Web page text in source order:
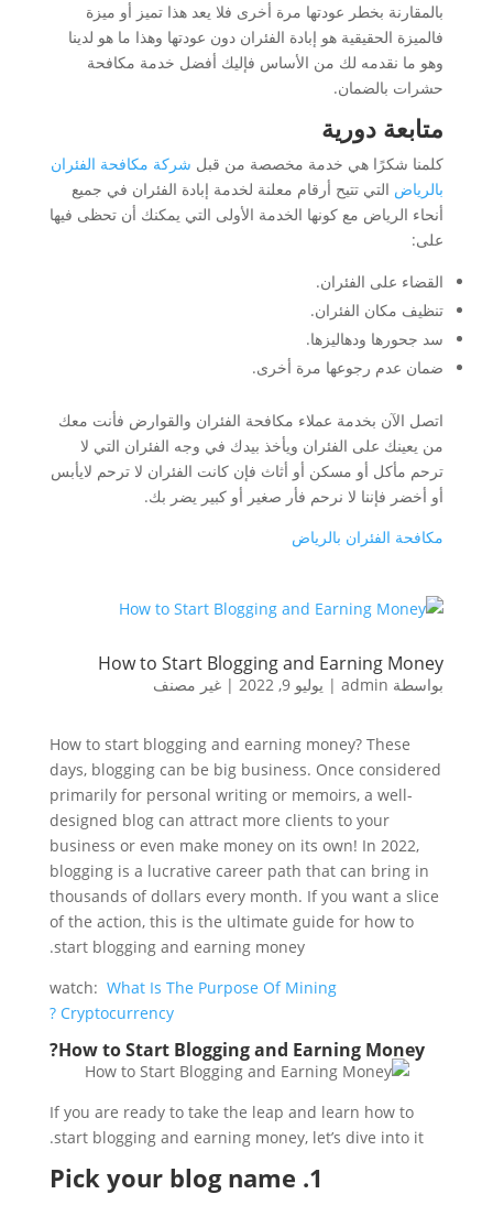
بالمقارنة بخطر عودتها مرة أخرى فلا يعد هذا تميز أو ميزة
فالميزة الحقيقية هو إبادة الفئران دون عودتها وهذا ما هو لدينا
وهو ما نقدمه لك من الأساس فإليك أفضل خدمة مكافحة
حشرات بالضمان.
متابعة دورية
كلمنا شكرًا هي خدمة مخصصة من قبل شركة مكافحة الفئران
بالرياض التي تتيح أرقام معلنة لخدمة إبادة الفئران في جميع
أنحاء الرياض مع كونها الخدمة الأولى التي يمكنك أن تحظى فيها
على:
القضاء على الفئران.
تنظيف مكان الفئران.
سد جحورها ودهاليزها.
ضمان عدم رجوعها مرة أخرى.
اتصل الآن بخدمة عملاء مكافحة الفئران والقوارض فأنت معك
من يعينك على الفئران ويأخذ بيدك في وجه الفئران التي لا
ترحم مأكل أو مسكن أو أثاث فإن كانت الفئران لا ترحم لايأبس
أو أخضر فإننا لا نرحم فأر صغير أو كبير يضر بك.
مكافحة الفئران بالرياض
How to Start Blogging and Earning Money
بواسطة admin
| يوليو 9, 2022 | غير مصنف
How to start blogging and earning money? These
days, blogging can be big business. Once considered
primarily for personal writing or memoirs, a well-
designed blog can attract more clients to your
business or even make money on its own! In 2022,
blogging is a lucrative career path that can bring in
thousands of dollars every month. If you want a slice
of the action, this is the ultimate guide for how to
start blogging and earning money.
watch: What Is The Purpose Of Mining
Cryptocurrency ?
How to Start Blogging and Earning Money?
If you are ready to take the leap and learn how to
start blogging and earning money, let’s dive into it.
1. Pick your blog name